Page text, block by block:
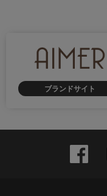
ブランドサイト